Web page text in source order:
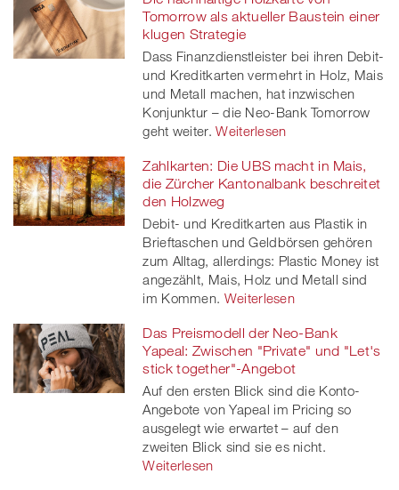
Tomorrow als aktueller Baustein einer
klugen Strategie
Dass Finanzdienstleister bei ihren Debit-
und Kreditkarten vermehrt in Holz, Mais
und Metall machen, hat inzwischen
Konjunktur – die Neo-Bank Tomorrow
geht weiter. Weiterlesen
Zahlkarten: Die UBS macht in Mais,
die Zürcher Kantonalbank beschreitet
den Holzweg
Debit- und Kreditkarten aus Plastik in
Brieftaschen und Geldbörsen gehören
zum Alltag, allerdings: Plastic Money ist
angezählt, Mais, Holz und Metall sind
im Kommen. Weiterlesen
Das Preismodell der Neo-Bank
Yapeal: Zwischen "Private" und "Let's
stick together"-Angebot
Auf den ersten Blick sind die Konto-
Angebote von Yapeal im Pricing so
ausgelegt wie erwartet – auf den
zweiten Blick sind sie es nicht.
Weiterlesen